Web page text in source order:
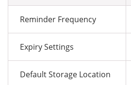
Reminder Frequency
Expiry Settings
Default Storage Location